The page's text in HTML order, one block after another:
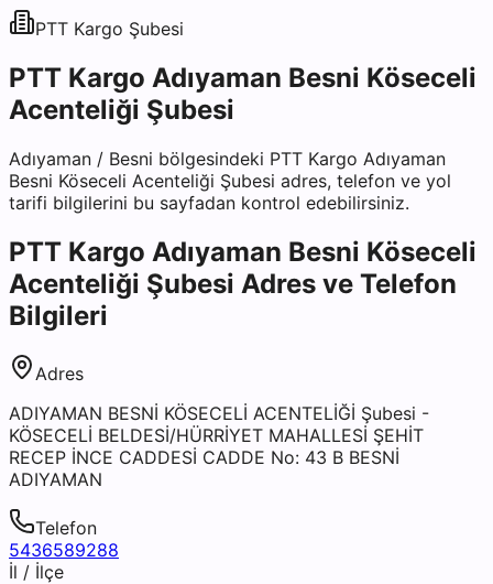
PTT Kargo Şubesi
PTT Kargo Adıyaman Besni Köseceli
Acenteliği Şubesi
Adıyaman / Besni bölgesindeki PTT Kargo Adıyaman
Besni Köseceli Acenteliği Şubesi adres, telefon ve yol
tarifi bilgilerini bu sayfadan kontrol edebilirsiniz.
PTT Kargo Adıyaman Besni Köseceli
Acenteliği Şubesi Adres ve Telefon
Bilgileri
Adres
ADIYAMAN BESNİ KÖSECELİ ACENTELİĞİ Şubesi -
KÖSECELİ BELDESİ/HÜRRİYET MAHALLESİ ŞEHİT
RECEP İNCE CADDESİ CADDE No: 43 B BESNİ
ADIYAMAN
Telefon
5436589288
İl / İlçe